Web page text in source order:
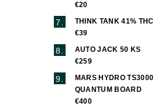
€20
THINK TANK 41% THC
€39
AUTO JACK 50 KS
€259
MARS HYDRO TS3000
QUANTUM BOARD
€400